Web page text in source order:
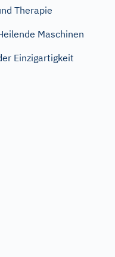
Therapie
Maschinen
Einzigartigkeit